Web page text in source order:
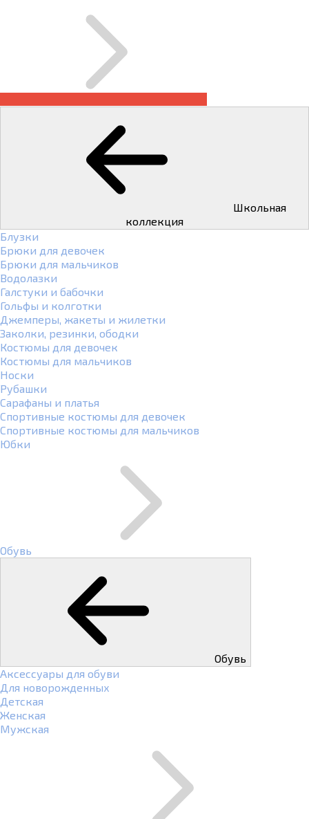
коллекция
Блузки
Брюки для девочек
Брюки для мальчиков
Водолазки
Галстуки и бабочки
Гольфы и колготки
Джемперы, жакеты и жилетки
Заколки, резинки, ободки
Костюмы для девочек
Костюмы для мальчиков
Носки
Рубашки
Сарафаны и платья
Спортивные костюмы для девочек
Спортивные костюмы для мальчиков
Юбки
Обувь
Обувь
Аксессуары для обуви
Для новорожденных
Детская
Женская
Мужская